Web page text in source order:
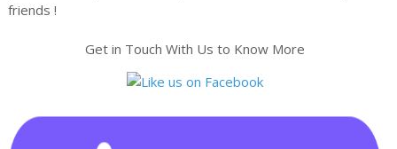
friends !
Get in Touch With Us to Know More